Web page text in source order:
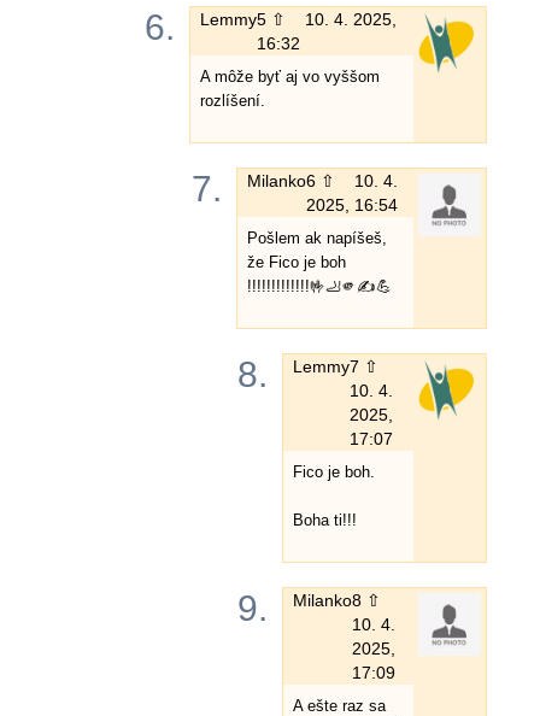
6. Lemmy5 ⇧
10. 4. 2025,
16:32
A môže byť aj vo vyššom
rozlíšení.
7. Milanko6 ⇧
10. 4.
2025, 16:54
Pošlem ak napíšeš,
že Fico je boh
!!!!!!!!!!!!!🤟🦶🫵✍️💪
8. Lemmy7 ⇧
10. 4.
2025,
17:07
Fico je boh.
Boha ti!!!
9. Milanko8 ⇧
10. 4.
2025,
17:09
A ešte raz sa